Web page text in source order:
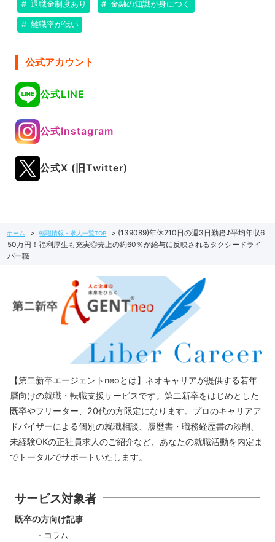
退職金制度あり 金融の知識が身につく
離職率が低い
公式アカウント
公式LINE
公式Instagram
公式X (旧Twitter)
ホーム 転職情報・求人一覧TOP
(139089)年休210日の週3日勤務♪平均年収6
50万円！福利厚生も充実◎売上の約60％が給与に反映されるタクシードライ
バー職
【第二新卒エージェントneoとは】ネオキャリアが提供する若年
層向けの就職・転職支援サービスです。第二新卒をはじめとした
既卒やフリーター、20代の方限定になります。プロのキャリアア
ドバイザーによる個別の就職相談、履歴書・職務経歴書の添削、
未経験OKの正社員求人のご紹介など、あなたの就職活動を内定ま
でトータルでサポートいたします。
サービス対象者
既卒の方向け記事
コラム